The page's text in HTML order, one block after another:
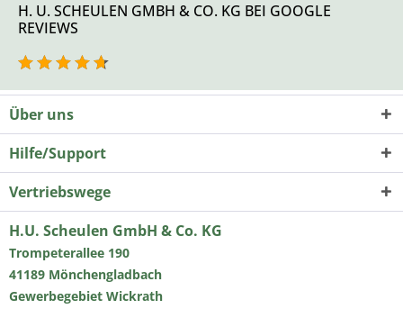
H. U. SCHEULEN GMBH & CO. KG BEI GOOGLE
REVIEWS
Über uns
Hilfe/Support
Vertriebswege
H.U. Scheulen GmbH & Co. KG
Trompeterallee 190
41189 Mönchengladbach
Gewerbegebiet Wickrath